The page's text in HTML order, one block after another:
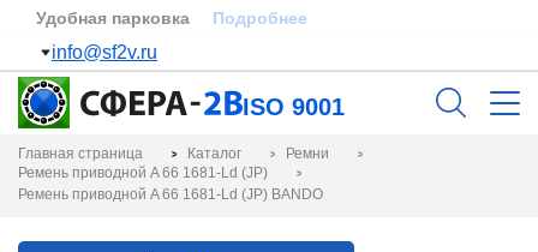
Удобная парковка Подробнее
info@sf2v.ru
ISO 9001
Главная страница Каталог
Ремни
Ремень приводной A 66 1681-Ld (JP)
Ремень приводной A 66 1681-Ld (JP) BANDO